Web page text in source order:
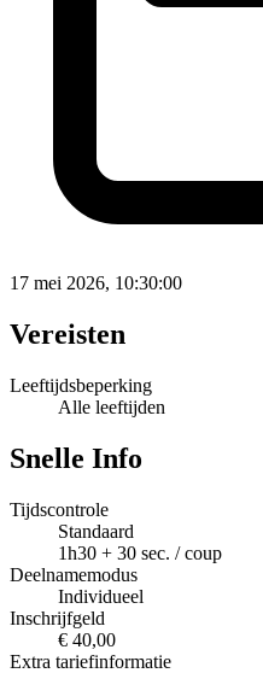
17 mei 2026, 10:30:00
Vereisten
Leeftijdsbeperking
Alle leeftijden
Snelle Info
Tijdscontrole
Standaard
1h30 + 30 sec. / coup
Deelnamemodus
Individueel
Inschrijfgeld
€ 40,00
Extra tariefinformatie